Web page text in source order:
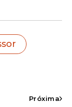
na
Próxima